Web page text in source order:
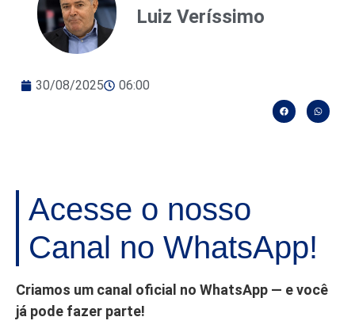
Luiz Veríssimo
30/08/2025 06:00
Acesse o nosso
Canal no WhatsApp!
Criamos um canal oficial no WhatsApp — e você
já pode fazer parte!